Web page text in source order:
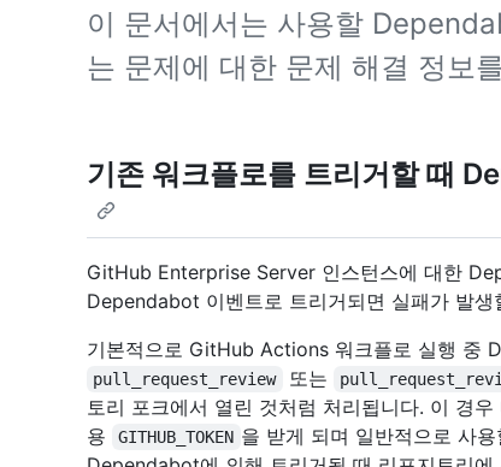
이 문서에서는 사용할
는 문제에 대한 문제 해결 정보
기존 워크플로를 트리거할 때
GitHub Enterprise Server 인스턴스에 대한
Dependabot 이벤트로 트리거되면 실패가 발생
기본적으로 GitHub Actions 워크플로 실행 중
pull_request_review 또는
토리 포크에서 열린 것처럼 처리됩니다. 이 경
용
GITHUB_TOKEN 을 받게 되며 일반적으로 사